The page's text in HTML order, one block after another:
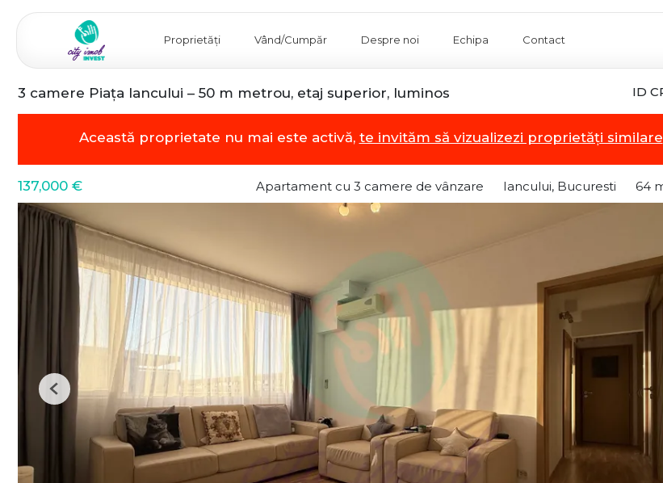
Proprietăți Vând/Cumpăr Despre noi Echipa Contact
ID
3 camere Piața Iancului – 50 m metrou, etaj superior, luminos
Această proprietate nu mai este activă, te invităm să vizualizezi proprietăți similare
137,000 € Apartament cu 3 camere de vânzare Iancului, Bucuresti 64
Previous